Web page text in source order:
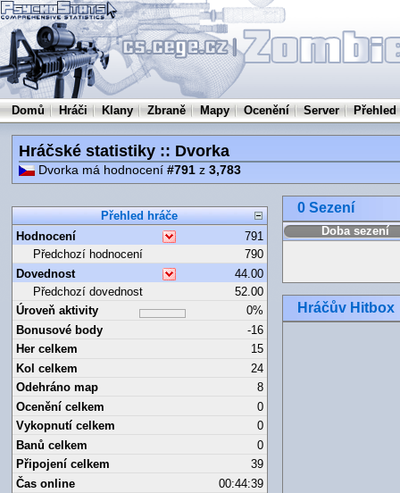
Domů Hráči Klany Zbraně Mapy Ocenění Server Přehled
Hráčské statistiky :: Dvorka
Dvorka má hodnocení #791z 3,783
Přehled hráče
Hodnocení
791
Předchozí hodnocení
790
Dovednost
44.00
Předchozí dovednost
52.00
Úroveň aktivity
0%
Bonusové body
-16
Her celkem
15
Kol celkem
24
Odehráno map
8
Ocenění celkem
0
Vykopnutí celkem
0
Banů celkem
0
Připojení celkem
39
Čas online
00:44:39
0 Sezení
Doba sezení
Hráčův Hitbox